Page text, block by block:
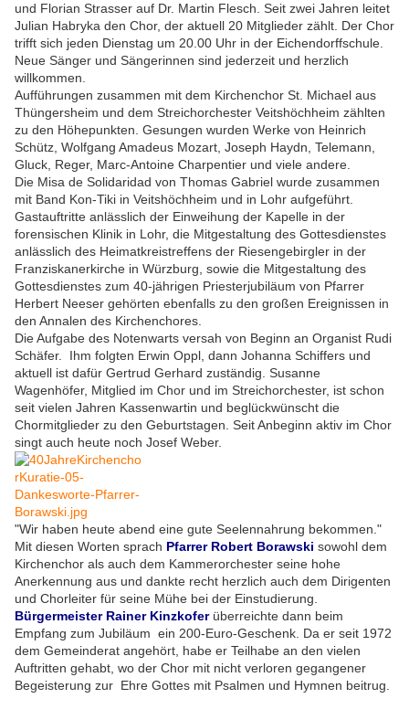
und Florian Strasser auf Dr. Martin Flesch. Seit zwei Jahren leitet
Julian Habryka den Chor, der aktuell 20 Mitglieder zählt. Der Chor
trifft sich jeden Dienstag um 20.00 Uhr in der Eichendorffschule.
Neue Sänger und Sängerinnen sind jederzeit und herzlich
willkommen.
Aufführungen zusammen mit dem Kirchenchor St. Michael aus
Thüngersheim und dem Streichorchester Veitshöchheim zählten
zu den Höhepunkten. Gesungen wurden Werke von Heinrich
Schütz, Wolfgang Amadeus Mozart, Joseph Haydn, Telemann,
Gluck, Reger, Marc-Antoine Charpentier und viele andere.
Die Misa de Solidaridad von Thomas Gabriel wurde zusammen
mit Band Kon-Tiki in Veitshöchheim und in Lohr aufgeführt.
Gastauftritte anlässlich der Einweihung der Kapelle in der
forensischen Klinik in Lohr, die Mitgestaltung des Gottesdienstes
anlässlich des Heimatkreistreffens der Riesengebirgler in der
Franziskanerkirche in Würzburg, sowie die Mitgestaltung des
Gottesdienstes zum 40-jährigen Priesterjubiläum von Pfarrer
Herbert Neeser gehörten ebenfalls zu den großen Ereignissen in
den Annalen des Kirchenchores.
Die Aufgabe des Notenwarts versah von Beginn an Organist Rudi
Schäfer. Ihm folgten Erwin Oppl, dann Johanna Schiffers und
aktuell ist dafür Gertrud Gerhard zuständig. Susanne
Wagenhöfer, Mitglied im Chor und im Streichorchester, ist schon
seit vielen Jahren Kassenwartin und beglückwünscht die
Chormitglieder zu den Geburtstagen. Seit Anbeginn aktiv im Chor
singt auch heute noch Josef Weber.
"Wir haben heute abend eine gute Seelennahrung bekommen."
Mit diesen Worten sprach Pfarrer Robert Borawski sowohl dem
Kirchenchor als auch dem Kammerorchester seine hohe
Anerkennung aus und dankte recht herzlich auch dem Dirigenten
und Chorleiter für seine Mühe bei der Einstudierung.
Bürgermeister Rainer Kinzkoferüberreichte dann beim
Empfang zum Jubiläum ein 200-Euro-Geschenk. Da er seit 1972
dem Gemeinderat angehört, habe er Teilhabe an den vielen
Auftritten gehabt, wo der Chor mit nicht verloren gegangener
Begeisterung zur Ehre Gottes mit Psalmen und Hymnen beitrug.